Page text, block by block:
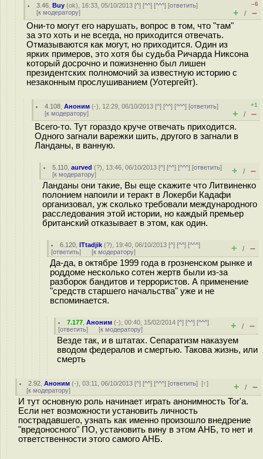
3.46 ,Buy (ok), 16:33, 05/10/2013 [^] [^^] [^^^] [ответить]
[к модератору]
–6
+ / –
Они-то могут его нарушать, вопрос в том, что "там"
за это хоть и не всегда, но приходится отвечать.
Отмазываются как могут, но приходится. Один из
ярких примеров, это хотя бы судьба Ричарда Никсона
который досрочно и пожизненно был лишен
президентских полномочий за известную историю с
незаконным прослушиванием (Уотергейт).
4.108 ,Аноним (-), 12:29, 06/10/2013 [^] [^^] [^^^] [ответить]
[к модератору]
+1
+ / –
Всего-то. Тут гораздо круче отвечать приходится.
Одного загнали варежки шить, другого в загнали в
Ланданы, в ванную.
5.110 ,aurved (?), 13:46, 06/10/2013 [^] [^^] [^^^] [ответить]
[к модератору] + / –
Ланданы они такие, Вы еще скажите что Литвиненко
полонием напоили и теракт в Локерби Кадафи
организовал, уж сколько требовали международного
расследования этой истории, но каждый премьер
британский отказывает в этом, как один.
6.120 ,ITtadjik (?), 19:40, 06/10/2013 [^] [^^] [^^^]
[ответить] [к модератору] + / –
Да-да, в октябре 1999 года в грозненском рынке и
роддоме несколько сотен жертв были из-за
разборок бандитов и террористов. А применение
"средств старшего начальства" уже и не
вспоминается.
7.177 ,Аноним (-), 00:40, 15/02/2014 [^] [^^] [^^^]
[ответить] [к модератору] + / –
Везде так, и в штатах. Сепаратизм наказуем
вводом федералов и смертью. Такова жизнь, или
смерть
2.92 ,Аноним (-), 03:11, 06/10/2013 [^] [^^] [^^^] [ответить][↑]
[к модератору] + / –
И тут основную роль начинает играть анонимность Tor'а.
Если нет возможности установить личность
пострадавшего, узнать как именно произошло внедрение
"вредоносного" ПО, установить вину в этом АНБ, то нет и
ответственности этого самого АНБ.